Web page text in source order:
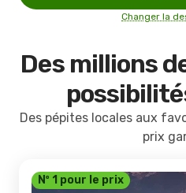
Changer la
Des millions
Des pépites locales aux
prix
Nº 1 pour le prix